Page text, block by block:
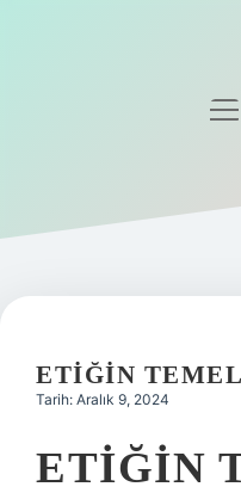
Gizlilik Politikası
Yasal Uyarı
ETIĞIN
Tarih: Aralık 9, 2024
ETIĞIN